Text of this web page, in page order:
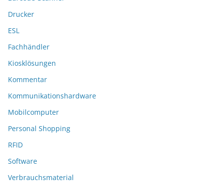
Drucker
ESL
Fachhändler
Kiosklösungen
Kommentar
Kommunikationshardware
Mobilcomputer
Personal Shopping
RFID
Software
Verbrauchsmaterial